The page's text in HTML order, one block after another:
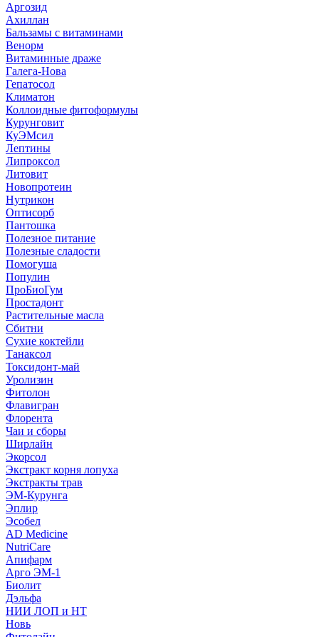
Аргозид
Ахиллан
Бальзамы с витаминами
Венорм
Витаминные драже
Галега-Нова
Гепатосол
Климатон
Коллоидные фитоформулы
Курунговит
КуЭМсил
Лептины
Липроксол
Литовит
Новопротеин
Нутрикон
Оптисорб
Пантошка
Полезное питание
Полезные сладости
Помогуша
Популин
ПроБиоГум
Простадонт
Растительные масла
Сбитни
Сухие коктейли
Танаксол
Токсидонт-май
Уролизин
Фитолон
Флавигран
Флорента
Чаи и сборы
Ширлайн
Экорсол
Экстракт корня лопуха
Экстракты трав
ЭМ-Курунга
Эплир
Эсобел
AD Medicine
NutriCare
Апифарм
Арго ЭМ-1
Биолит
Дэльфа
НИИ ЛОП и НТ
Новь